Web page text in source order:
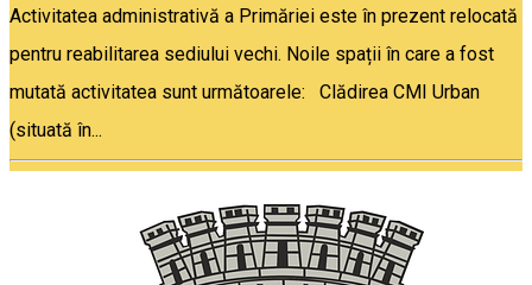
Activitatea administrativă a Primăriei este în prezent relocată
pentru reabilitarea sediului vechi. Noile spații în care a fost
mutată activitatea sunt următoarele: Clădirea CMI Urban
(situată în...